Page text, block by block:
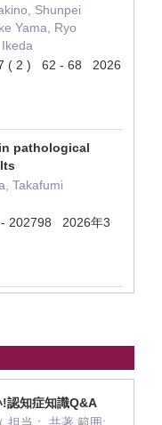
Shunpei
Yama, Ryo
( 2 ) 62 - 68 2026
pathological
Takafumi
202798 2026年3
認知症知識Q&A